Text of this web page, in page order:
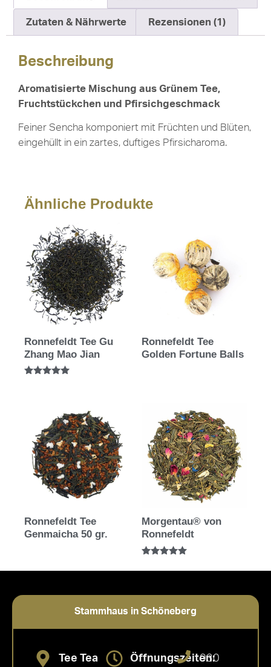
Zutaten & Nährwerte Rezensionen (1)
Beschreibung
Aromatisierte Mischung aus Grünem Tee,
Fruchtstückchen und Pfirsichgeschmack
Feiner Sencha komponiert mit Früchten und Blüten,
eingehüllt in ein zartes, duftiges Pfirsicharoma.
Ähnliche Produkte
Ronnefeldt Tee Gu
Zhang Mao Jian
Ronnefeldt Tee
Golden Fortune Balls
Ronnefeldt Tee
Genmaicha 50 gr.
Morgentau® von
Ronnefeldt
5.00
Stammhaus in Schöneberg
Tee Tea Öffnungszeiten:
030